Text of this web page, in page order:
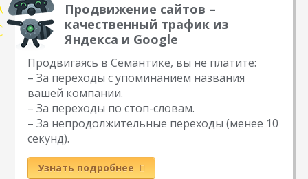
Продвижение сайтов –
качественный трафик из
Яндекса и Google
Продвигаясь в Семантике, вы не платите:
– За переходы с упоминанием названия
вашей компании.
– За переходы по стоп-словам.
– За непродолжительные переходы (менее 10
секунд).
Узнать подробнее